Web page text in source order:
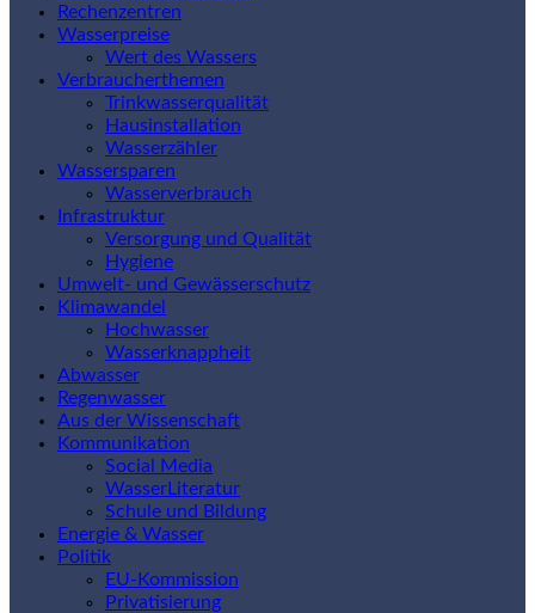
Rechenzentren
Wasserpreise
Wert des Wassers
Verbraucherthemen
Trinkwasserqualität
Hausinstallation
Wasserzähler
Wassersparen
Wasserverbrauch
Infrastruktur
Versorgung und Qualität
Hygiene
Umwelt- und Gewässerschutz
Klimawandel
Hochwasser
Wasserknappheit
Abwasser
Regenwasser
Aus der Wissenschaft
Kommunikation
Social Media
WasserLiteratur
Schule und Bildung
Energie & Wasser
Politik
EU-Kommission
Privatisierung